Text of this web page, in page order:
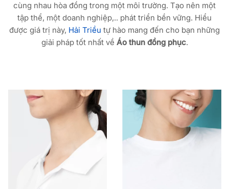
cùng nhau hòa đồng trong một môi trường. Tạo nên một
tập thể, một doanh nghiệp,.. phát triển bền vững. Hiểu
được giá trị này, Hải Triều tự hào mang đến cho bạn những
giải pháp tốt nhất về Áo thun đồng phục.